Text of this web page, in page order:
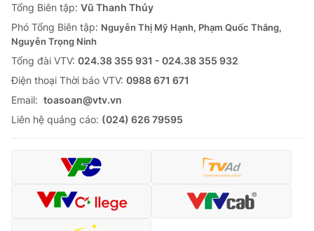
Tổng Biên tập: Vũ Thanh Thủy
Phó Tổng Biên tập: Nguyễn Thị Mỹ Hạnh, Phạm Quốc Thắng,
Nguyễn Trọng Ninh
Tổng đài VTV: 024.38 355 931 - 024.38 355 932
Ðiện thoại Thời báo VTV: 0988 671 671
Email: toasoan@vtv.vn
Liên hệ quảng cáo: (024) 626 79595